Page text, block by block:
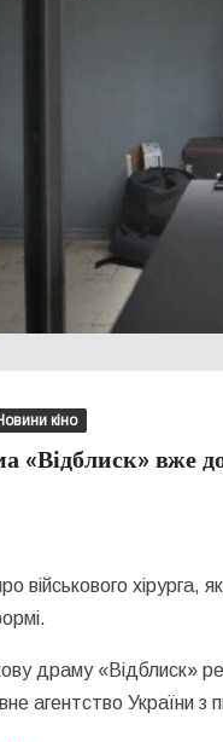
кіно
«Відблиск» вже
військового хірурга,
драму
агентство України з